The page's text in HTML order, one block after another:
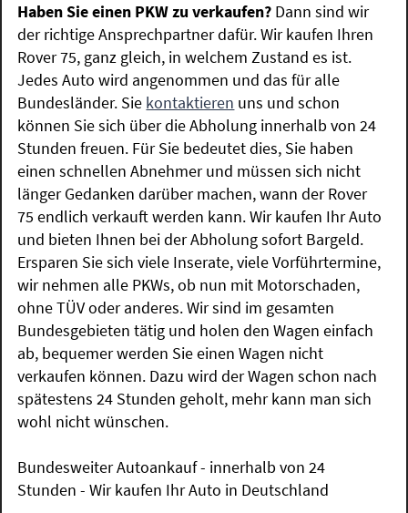
Haben Sie einen PKW zu verkaufen? Dann sind wir
der richtige Ansprechpartner dafür. Wir kaufen Ihren
Rover 75, ganz gleich, in welchem Zustand es ist.
Jedes Auto wird angenommen und das für alle
Bundesländer. Sie kontaktieren uns und schon
können Sie sich über die Abholung innerhalb von 24
Stunden freuen. Für Sie bedeutet dies, Sie haben
einen schnellen Abnehmer und müssen sich nicht
länger Gedanken darüber machen, wann der Rover
75 endlich verkauft werden kann. Wir kaufen Ihr Auto
und bieten Ihnen bei der Abholung sofort Bargeld.
Ersparen Sie sich viele Inserate, viele Vorführtermine,
wir nehmen alle PKWs, ob nun mit Motorschaden,
ohne TÜV oder anderes. Wir sind im gesamten
Bundesgebieten tätig und holen den Wagen einfach
ab, bequemer werden Sie einen Wagen nicht
verkaufen können. Dazu wird der Wagen schon nach
spätestens 24 Stunden geholt, mehr kann man sich
wohl nicht wünschen.
Bundesweiter Autoankauf - innerhalb von 24
Stunden - Wir kaufen Ihr Auto in Deutschland